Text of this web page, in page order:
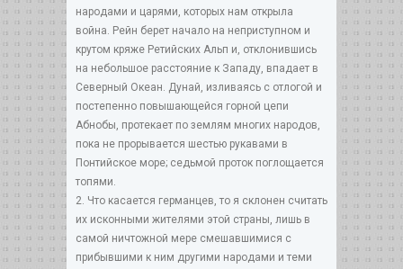
народами и царями, которых нам открыла
война. Рейн берет начало на неприступном и
крутом кряже Ретийских Альп и, отклонившись
на небольшое расстояние к Западу, впадает в
Северный Океан. Дунай, изливаясь с отлогой и
постепенно повышающейся горной цепи
Абнобы, протекает по землям многих народов,
пока не прорывается шестью рукавами в
Понтийское море; седьмой проток поглощается
топями.
2. Что касается германцев, то я склонен считать
их исконными жителями этой страны, лишь в
самой ничтожной мере смешавшимися с
прибывшими к ним другими народами и теми